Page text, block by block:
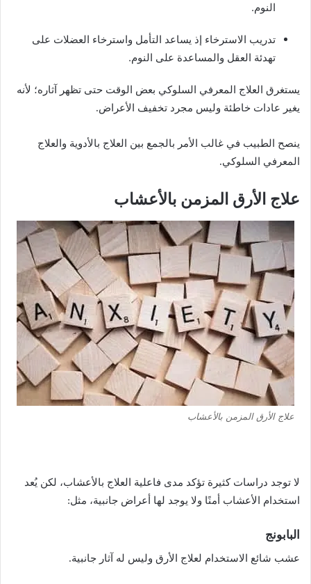
النوم.
تدريب الاسترخاء إذ يساعد التأمل واسترخاء العضلات على
تهدئة العقل والمساعدة على النوم.
يستغرق العلاج المعرفي السلوكي بعض الوقت حتى تظهر آثاره؛ لأنه
يغير عادات خاطئة وليس مجرد تخفيف الأعراض.
ينصح الطبيب في غالب الأمر بالجمع بين العلاج بالأدوية والعلاج
المعرفي السلوكي.
علاج الأرق المزمن بالأعشاب
علاج الأرق المزمن بالأعشاب
لا توجد دراسات كثيرة تؤكد مدى فاعلية العلاج بالأعشاب، لكن يُعد
استخدام الأعشاب أمنًا ولا يوجد لها أعراض جانبية، مثل:
البابونج
عشب شائع الاستخدام لعلاج الأرق وليس له آثار جانبية.